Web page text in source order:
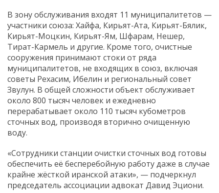
В зону обслуживания входят 11 муниципалитетов —
участники союза: Хайфа, Кирьят-Ата, Кирьят-Бялик,
Кирьят-Моцкин, Кирьят-Ям, Шфарам, Нешер,
Тират-Кармель и другие. Кроме того, очистные
сооружения принимают стоки от ряда
муниципалитетов, не входящих в союз, включая
советы Рехасим, Ибелин и региональный совет
Звулун. В общей сложности объект обслуживает
около 800 тысяч человек и ежедневно
перерабатывает около 110 тысяч кубометров
сточных вод, производя вторично очищенную
воду.
«Сотрудники станции очистки сточных вод готовы
обеспечить её бесперебойную работу даже в случае
крайне жёсткой иранской атаки», — подчеркнул
председатель ассоциации адвокат Давид Эциони.